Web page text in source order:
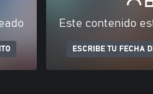
Este contenido
ESCRIBE TU FECHA